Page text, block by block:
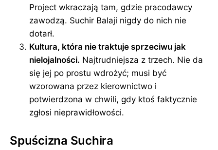
Project wkraczają tam, gdzie pracodawcy
zawodzą. Suchir Balaji nigdy do nich nie
dotarł.
Kultura, która nie traktuje sprzeciwu jak
nielojalności. Najtrudniejsza z trzech. Nie da
się jej po prostu wdrożyć; musi być
wzorowana przez kierownictwo i
potwierdzona w chwili, gdy ktoś faktycznie
zgłosi nieprawidłowości.
Spuścizna Suchira